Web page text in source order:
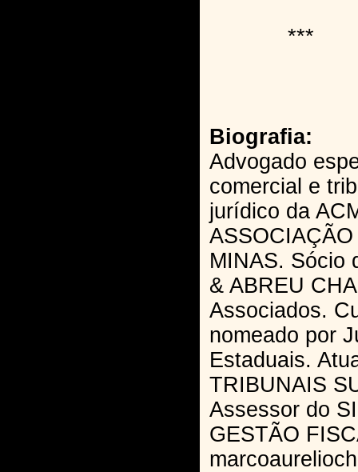
***
Biografia:
Advogado
comercial e
jurídico da
MINAS. Sócio
& ABREU
Associados.
nomeado por
Estaduais.
TRIBUNAIS
Assessor do
GESTÃO